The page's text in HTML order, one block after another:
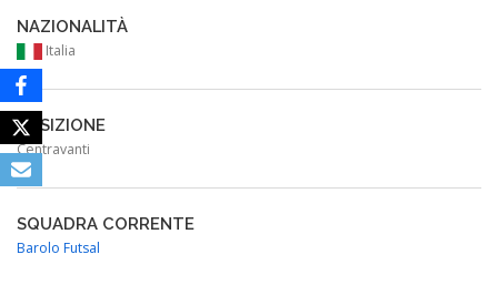
NAZIONALITÀ
Italia
POSIZIONE
Centravanti
SQUADRA CORRENTE
Barolo Futsal